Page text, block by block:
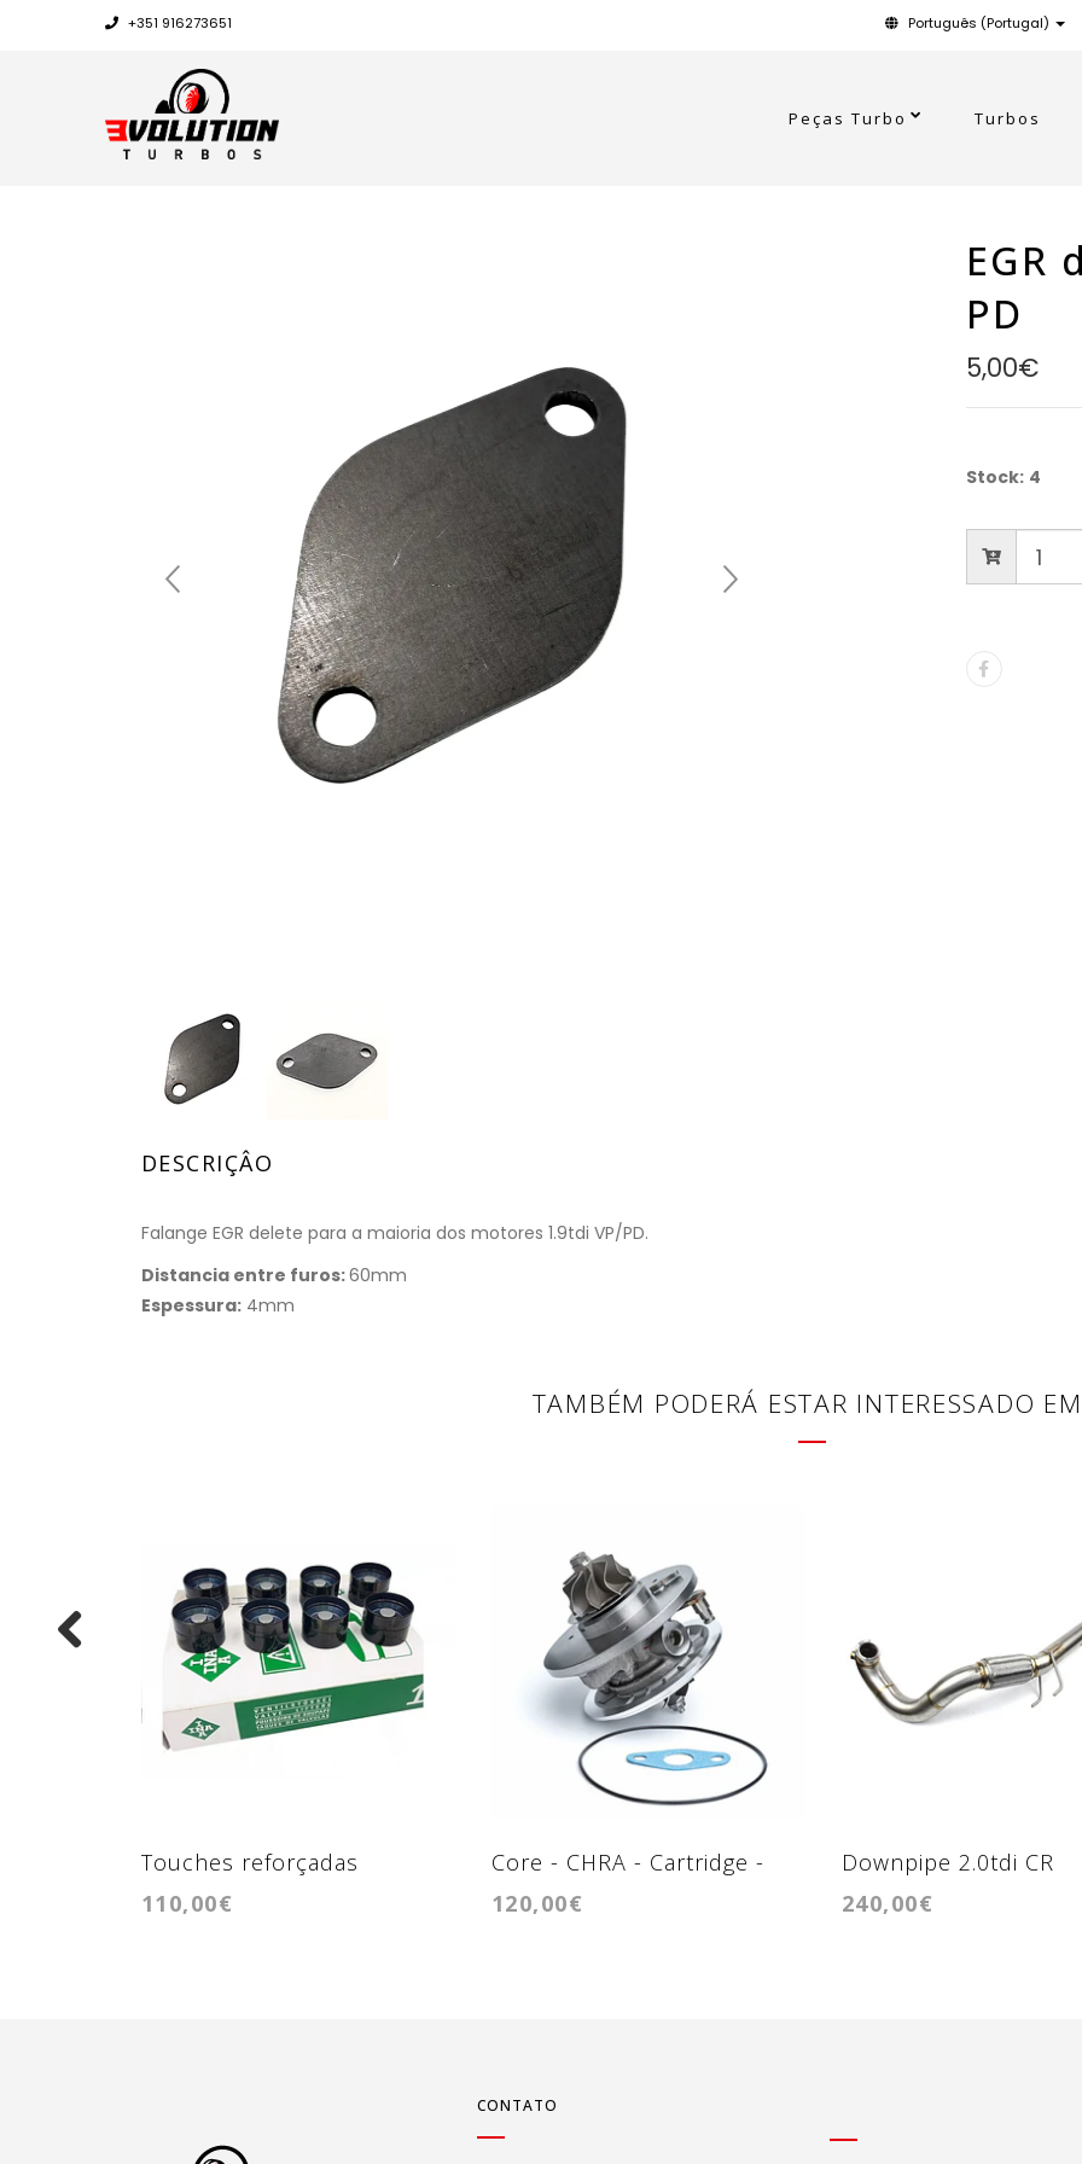
+351 916273651 Português (Portugal)
Peças Turbo Turbos
DESCRIÇÂO
Falange EGR delete para a maioria dos motores 1.9tdi VP/PD.
Distancia entre furos:60mm
Espessura: 4mm
EGR
PD
5,00€
Stock: 4
TAMBÉM PODERÁ ESTAR INTERESSADO
Touches reforçadas
1.9tdi/2.0tdi 8V INA Black
110,00€
Core - CHRA - Cartridge -
VNT15/ GT1749V
120,00€
Downpipe 2.0tdi CR
240,00€
CONTATO